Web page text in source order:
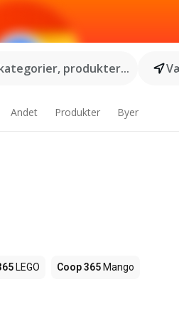
produkter...
Andet Produkter Byer
LEGO Coop 365 Mango